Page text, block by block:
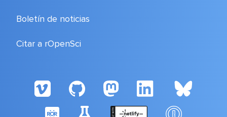
Boletín de noticias
Citar a rOpenSci